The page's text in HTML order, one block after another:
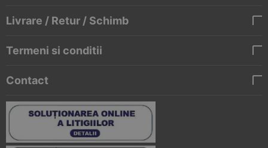
Livrare / Retur / Schimb
Termeni si conditii
Contact